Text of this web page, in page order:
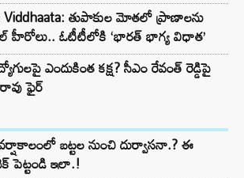
Viddhaata: తుపాకుల మోతలో ప్రాణాలను
హీరోలు.. ఓటీటీలోకి ‘భారత్ భాగ్య విధాత’
ఎందుకింత కక్ష? సీఎం రేవంత్ రెడ్డిపై
ఫైర్
బట్టల నుంచి దుర్వాసనా.? ఈ
పెట్టండి ఇలా.!